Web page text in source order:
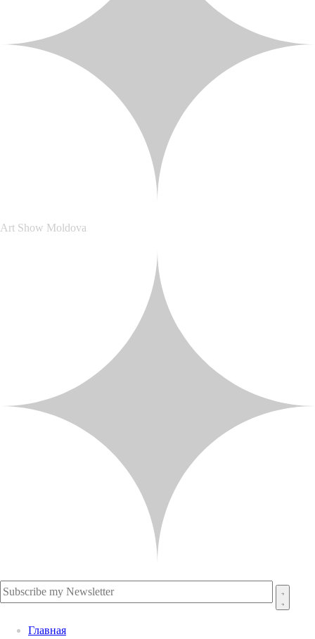
Art Show Moldova
Главная